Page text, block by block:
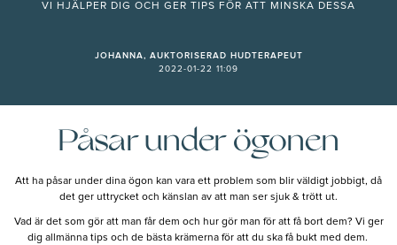
VI HJÄLPER DIG OCH GER TIPS FÖR ATT MINSKA DESSA
JOHANNA, AUKTORISERAD HUDTERAPEUT
2022-01-22 11:09
Påsar under ögonen
Att ha påsar under dina ögon kan vara ett problem som blir väldigt jobbigt, då
det ger uttrycket och känslan av att man ser sjuk & trött ut.
Vad är det som gör att man får dem och hur gör man för att få bort dem? Vi ger
dig allmänna tips och de bästa krämerna för att du ska få bukt med dem.